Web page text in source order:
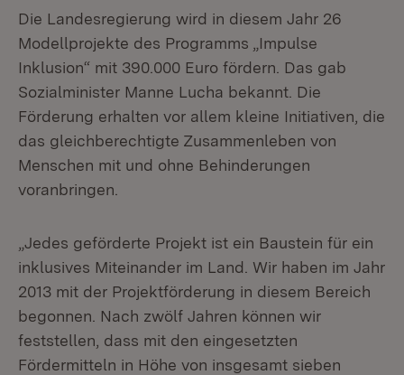
Die Landesregierung wird in diesem Jahr 26
Modellprojekte des Programms „Impulse
Inklusion“ mit 390.000 Euro fördern. Das gab
Sozialminister Manne Lucha bekannt. Die
Förderung erhalten vor allem kleine Initiativen, die
das gleichberechtigte Zusammenleben von
Menschen mit und ohne Behinderungen
voranbringen.
„Jedes geförderte Projekt ist ein Baustein für ein
inklusives Miteinander im Land. Wir haben im Jahr
2013 mit der Projektförderung in diesem Bereich
begonnen. Nach zwölf Jahren können wir
feststellen, dass mit den eingesetzten
Fördermitteln in Höhe von insgesamt sieben